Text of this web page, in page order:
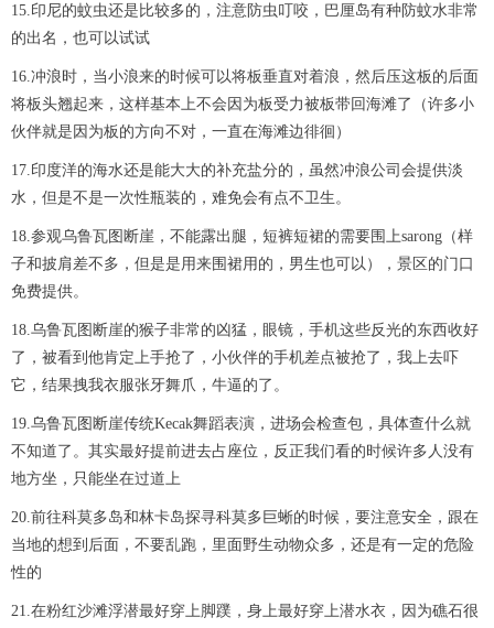
15.印尼的蚊虫还是比较多的，注意防虫叮咬，巴厘岛有种防蚊水非常
的出名，也可以试试
16.冲浪时，当小浪来的时候可以将板垂直对着浪，然后压这板的后面
将板头翘起来，这样基本上不会因为板受力被板带回海滩了（许多小
伙伴就是因为板的方向不对，一直在海滩边徘徊）
17.印度洋的海水还是能大大的补充盐分的，虽然冲浪公司会提供淡
水，但是不是一次性瓶装的，难免会有点不卫生。
18.参观乌鲁瓦图断崖，不能露出腿，短裤短裙的需要围上sarong（样
子和披肩差不多，但是是用来围裙用的，男生也可以），景区的门口
免费提供。
18.乌鲁瓦图断崖的猴子非常的凶猛，眼镜，手机这些反光的东西收好
了，被看到他肯定上手抢了，小伙伴的手机差点被抢了，我上去吓
它，结果拽我衣服张牙舞爪，牛逼的了。
19.乌鲁瓦图断崖传统Kecak舞蹈表演，进场会检查包，具体查什么就
不知道了。其实最好提前进去占座位，反正我们看的时候许多人没有
地方坐，只能坐在过道上
20.前往科莫多岛和林卡岛探寻科莫多巨蜥的时候，要注意安全，跟在
当地的想到后面，不要乱跑，里面野生动物众多，还是有一定的危险
性的
21.在粉红沙滩浮潜最好穿上脚蹼，身上最好穿上潜水衣，因为礁石很